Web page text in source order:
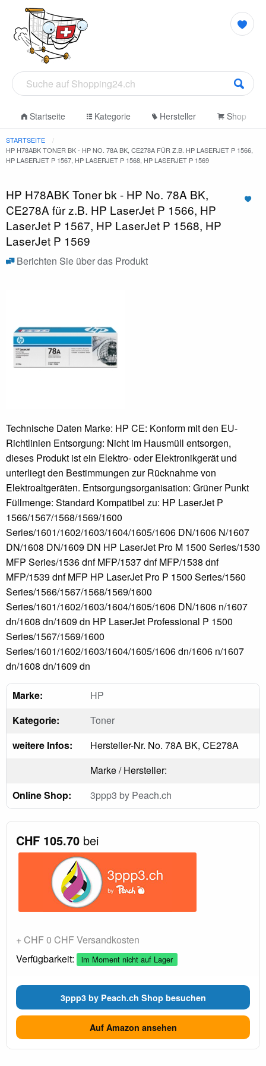
Startseite Kategorie Hersteller Shop
STARTSEITE
HP H78ABK TONER BK - HP NO. 78A BK, CE278A FÜR Z.B. HP LASERJET P 1566,
HP LASERJET P 1567, HP LASERJET P 1568, HP LASERJET P 1569
HP H78ABK Toner bk - HP No. 78A BK,
CE278A für z.B. HP LaserJet P 1566, HP
LaserJet P 1567, HP LaserJet P 1568, HP
LaserJet P 1569
Berichten Sie über das Produkt
Technische Daten Marke: HP CE: Konform mit den EU-
Richtlinien Entsorgung: Nicht im Hausmüll entsorgen,
dieses Produkt ist ein Elektro- oder Elektronikgerät und
unterliegt den Bestimmungen zur Rücknahme von
Elektroaltgeräten. Entsorgungsorganisation: Grüner Punkt
Füllmenge: Standard Kompatibel zu: HP LaserJet P
1566/1567/1568/1569/1600
Series/1601/1602/1603/1604/1605/1606 DN/1606 N/1607
DN/1608 DN/1609 DN HP LaserJet Pro M 1500 Series/1530
MFP Series/1536 dnf MFP/1537 dnf MFP/1538 dnf
MFP/1539 dnf MFP HP LaserJet Pro P 1500 Series/1560
Series/1566/1567/1568/1569/1600
Series/1601/1602/1603/1604/1605/1606 DN/1606 n/1607
dn/1608 dn/1609 dn HP LaserJet Professional P 1500
Series/1567/1569/1600
Series/1601/1602/1603/1604/1605/1606 dn/1606 n/1607
dn/1608 dn/1609 dn
Marke:
HP
Kategorie:
Toner
weitere Infos:
Hersteller-Nr. No. 78A BK, CE278A
Marke / Hersteller:
Online Shop:
3ppp3 by Peach.ch
CHF 105.70 bei
+ CHF 0 CHF Versandkosten
Verfügbarkeit:
im Moment nicht auf Lager
3ppp3 by Peach.ch Shop besuchen
Auf Amazon ansehen